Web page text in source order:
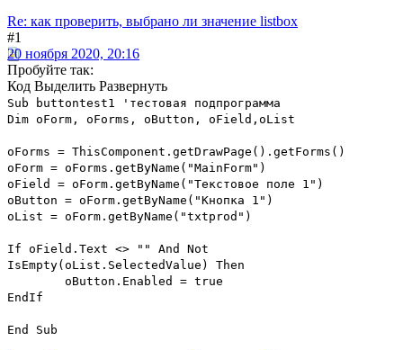
Re: как проверить, выбрано ли значение listbox
#1
20 ноября 2020, 20:16
Пробуйте так:
Код Выделить Развернуть
Sub buttontest1 'тестовая подпрограмма
Dim oForm, oForms, oButton, oField,oList
oForms = ThisComponent.getDrawPage().getForms()
oForm = oForms.getByName("MainForm")
oField = oForm.getByName("Текстовое поле 1")
oButton = oForm.getByName("Кнопка 1")
oList = oForm.getByName("txtprod")
If oField.Text <> "" And Not
IsEmpty(oList.SelectedValue) Then
oButton.Enabled = true
EndIf
End Sub